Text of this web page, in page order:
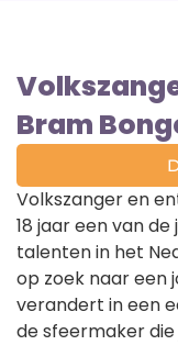
Bram
Volkszanger en
18 jaar een van
talenten in het
op zoek naar een
verandert in een
de sfeermaker die